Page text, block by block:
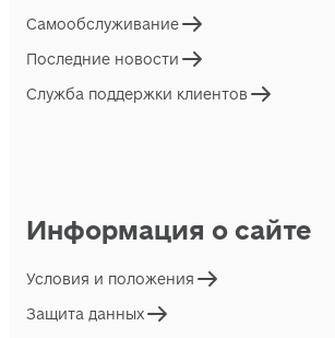
Самообслуживание
Последние новости
Служба поддержки клиентов
Информация о сайте
Условия и положения
Защита данных